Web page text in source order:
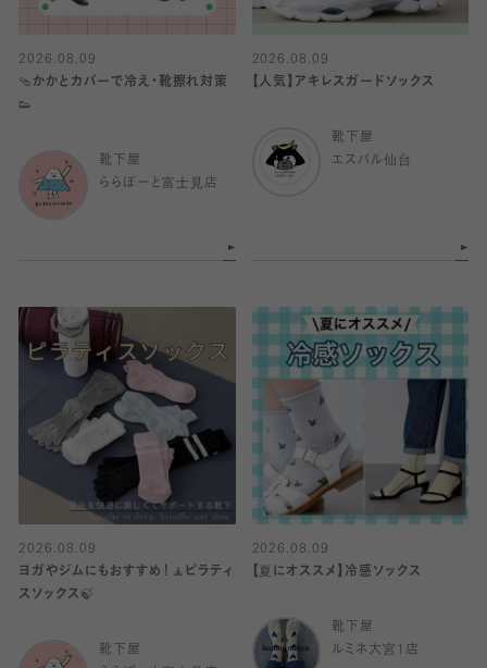
2026.08.09
🩴かかとカバーで冷え・靴擦れ対策
👟
靴下屋
ららぽーと富士見店
2026.08.09
【人気】アキレスガードソックス
靴下屋
エスパル仙台
2026.08.09
ヨガやジムにもおすすめ！🧘ピラティ
スソックス🍃
靴下屋
2026.08.09
【夏にオススメ】冷感ソックス
靴下屋
ルミネ大宮1店